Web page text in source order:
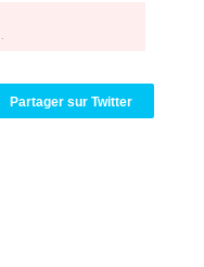
Partager sur Twitter